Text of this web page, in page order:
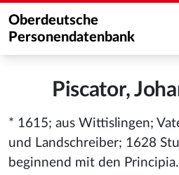
Oberdeutsche
Personendatenbank
Piscator,
* 1615; aus Wittislingen;
und Landschreiber; 1628
beginnend mit den